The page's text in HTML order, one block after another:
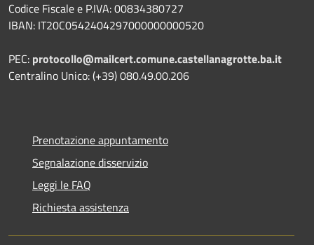
Codice Fiscale e P.IVA: 00834380727
IBAN: IT20C0542404297000000000520
PEC: protocollo@mailcert.comune.castellanagrotte.ba.it
Centralino Unico: (+39) 080.49.00.206
Prenotazione appuntamento
Segnalazione disservizio
Leggi le FAQ
Richiesta assistenza